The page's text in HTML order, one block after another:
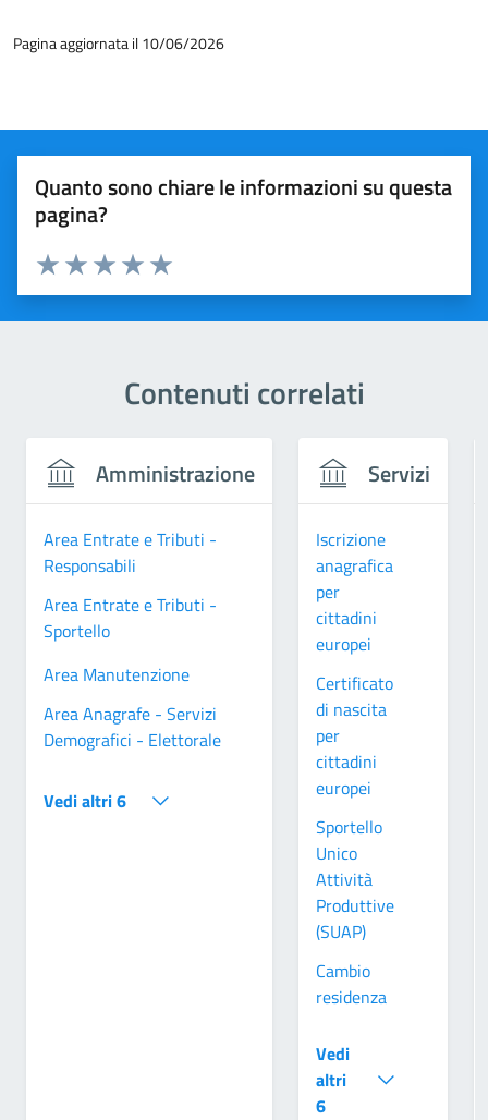
Pagina aggiornata il 10/06/2026
Quanto sono chiare le informazioni su questa
pagina?
Valuta 5 stelle su 5
Valuta 4 stelle su 5
Valuta 3 stelle su 5
Valuta 2 stelle su 5
Valuta 1 stelle su 5
Contenuti correlati
Amministrazione
Area Entrate e Tributi -
Responsabili
Area Entrate e Tributi -
Sportello
Area Manutenzione
Area Anagrafe - Servizi
Demografici - Elettorale
Vedi altri 6
Servizi
Iscrizione
anagrafica
per
cittadini
europei
Certificato
di nascita
per
cittadini
europei
Sportello
Unico
Attività
Produttive
(SUAP)
Cambio
residenza
Vedi
altri
6